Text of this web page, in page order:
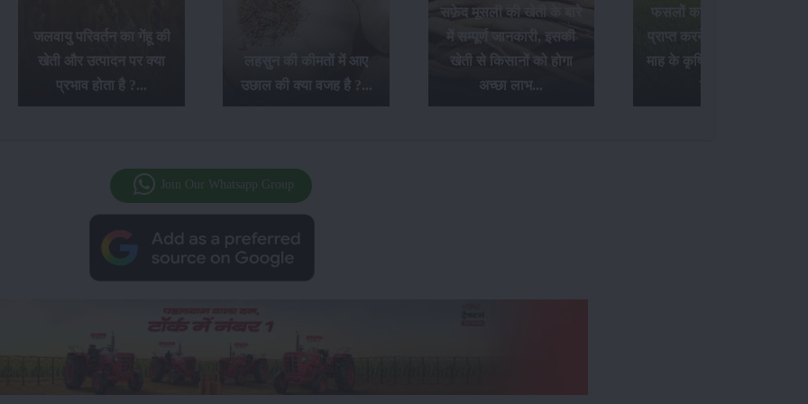
जलवायु परिवर्तन का गेंहू की
खेती और उत्पादन पर क्या
प्रभाव होता है ?...
लहसुन की कीमतों में आए
उछाल की क्या वजह है ?...
सफ़ेद मूसली की खेती के बारे
में सम्पूर्ण जानकारी, इसकी
खेती से किसानों को होगा
अच्छा लाभ...
फसलों का अधिक उत्पादन
प्राप्त करने के लिए अक्टूबर
माह के कृषि संबंधी आवश्यक
कार्य...
Join Our Whatsapp Group